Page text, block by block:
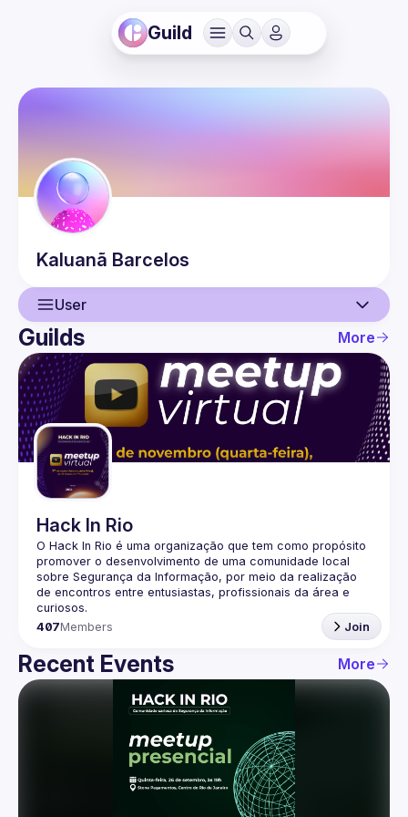
Guild
Kaluanã Barcelos
User
User
Events
Guilds
Guilds More
Hack In Rio
O Hack In Rio é uma organização que tem como propósito
promover o desenvolvimento de uma comunidade local
sobre Segurança da Informação, por meio da realização
de encontros entre entusiastas, profissionais da área e
407Members Join
Recent Events More